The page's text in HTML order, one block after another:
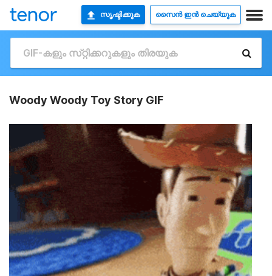
സൃഷ്ടിക്കുക സൈൻ ഇൻ ചെയ്യുക
Woody Woody Toy Story GIF